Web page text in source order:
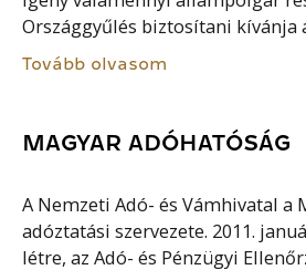
Országgyűlés biztosítani kívánja
Tovább olvasom
MAGYAR ADÓHATÓSÁG
A Nemzeti Adó- és Vámhivatal a
adóztatási szervezete. 2011.
létre, az Adó- és Pénzügyi